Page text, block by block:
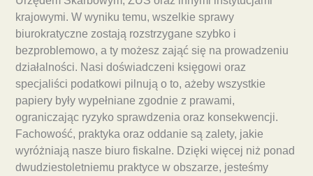
krajowymi. W wyniku temu, wszelkie sprawy
biurokratyczne zostają rozstrzygane szybko i
bezproblemowo, a ty możesz zająć się na prowadzeniu
działalności. Nasi doświadczeni księgowi oraz
specjaliści podatkowi pilnują o to, ażeby wszystkie
papiery były wypełniane zgodnie z prawami,
ograniczając ryzyko sprawdzenia oraz konsekwencji.
Fachowość, praktyka oraz oddanie są zalety, jakie
wyróżniają nasze biuro fiskalne. Dzięki więcej niż ponad
dwudziestoletniemu praktyce w obszarze, jesteśmy